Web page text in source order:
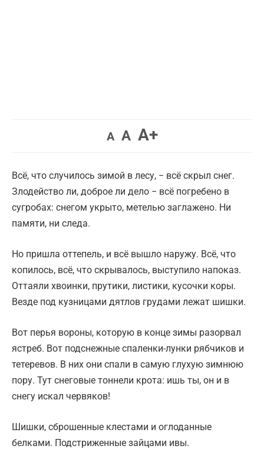
AУменьшить
AВернуть
A+Увеличить
Всё, что случилось зимой в лесу, − всё скрыл снег.
Злодейство ли, доброе ли дело − всё погребено в
сугробах: снегом укрыто, метелью заглажено. Ни
памяти, ни следа.
Но пришла оттепель, и всё вышло наружу. Всё, что
копилось, всё, что скрывалось, выступило напоказ.
Оттаяли хвоинки, прутики, листики, кусочки коры.
Везде под кузницами дятлов грудами лежат шишки.
Вот перья вороны, которую в конце зимы разорвал
ястреб. Вот подснежные спаленки-лунки рябчиков и
тетеревов. В них они спали в самую глухую зимнюю
пору. Тут снеговые тоннели крота: ишь ты, он и в
снегу искал червяков!
Шишки, сброшенные клестами и оглоданные
белками. Подстриженные зайцами ивы.